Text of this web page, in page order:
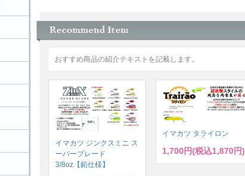
おすすめ商品の紹介テキストを記載します。
イマカツ ジンクスミニ ス
ーパーブレード
3/8oz【鉛仕様】
イマカツ タライロン
1,700円(税込1,870円)